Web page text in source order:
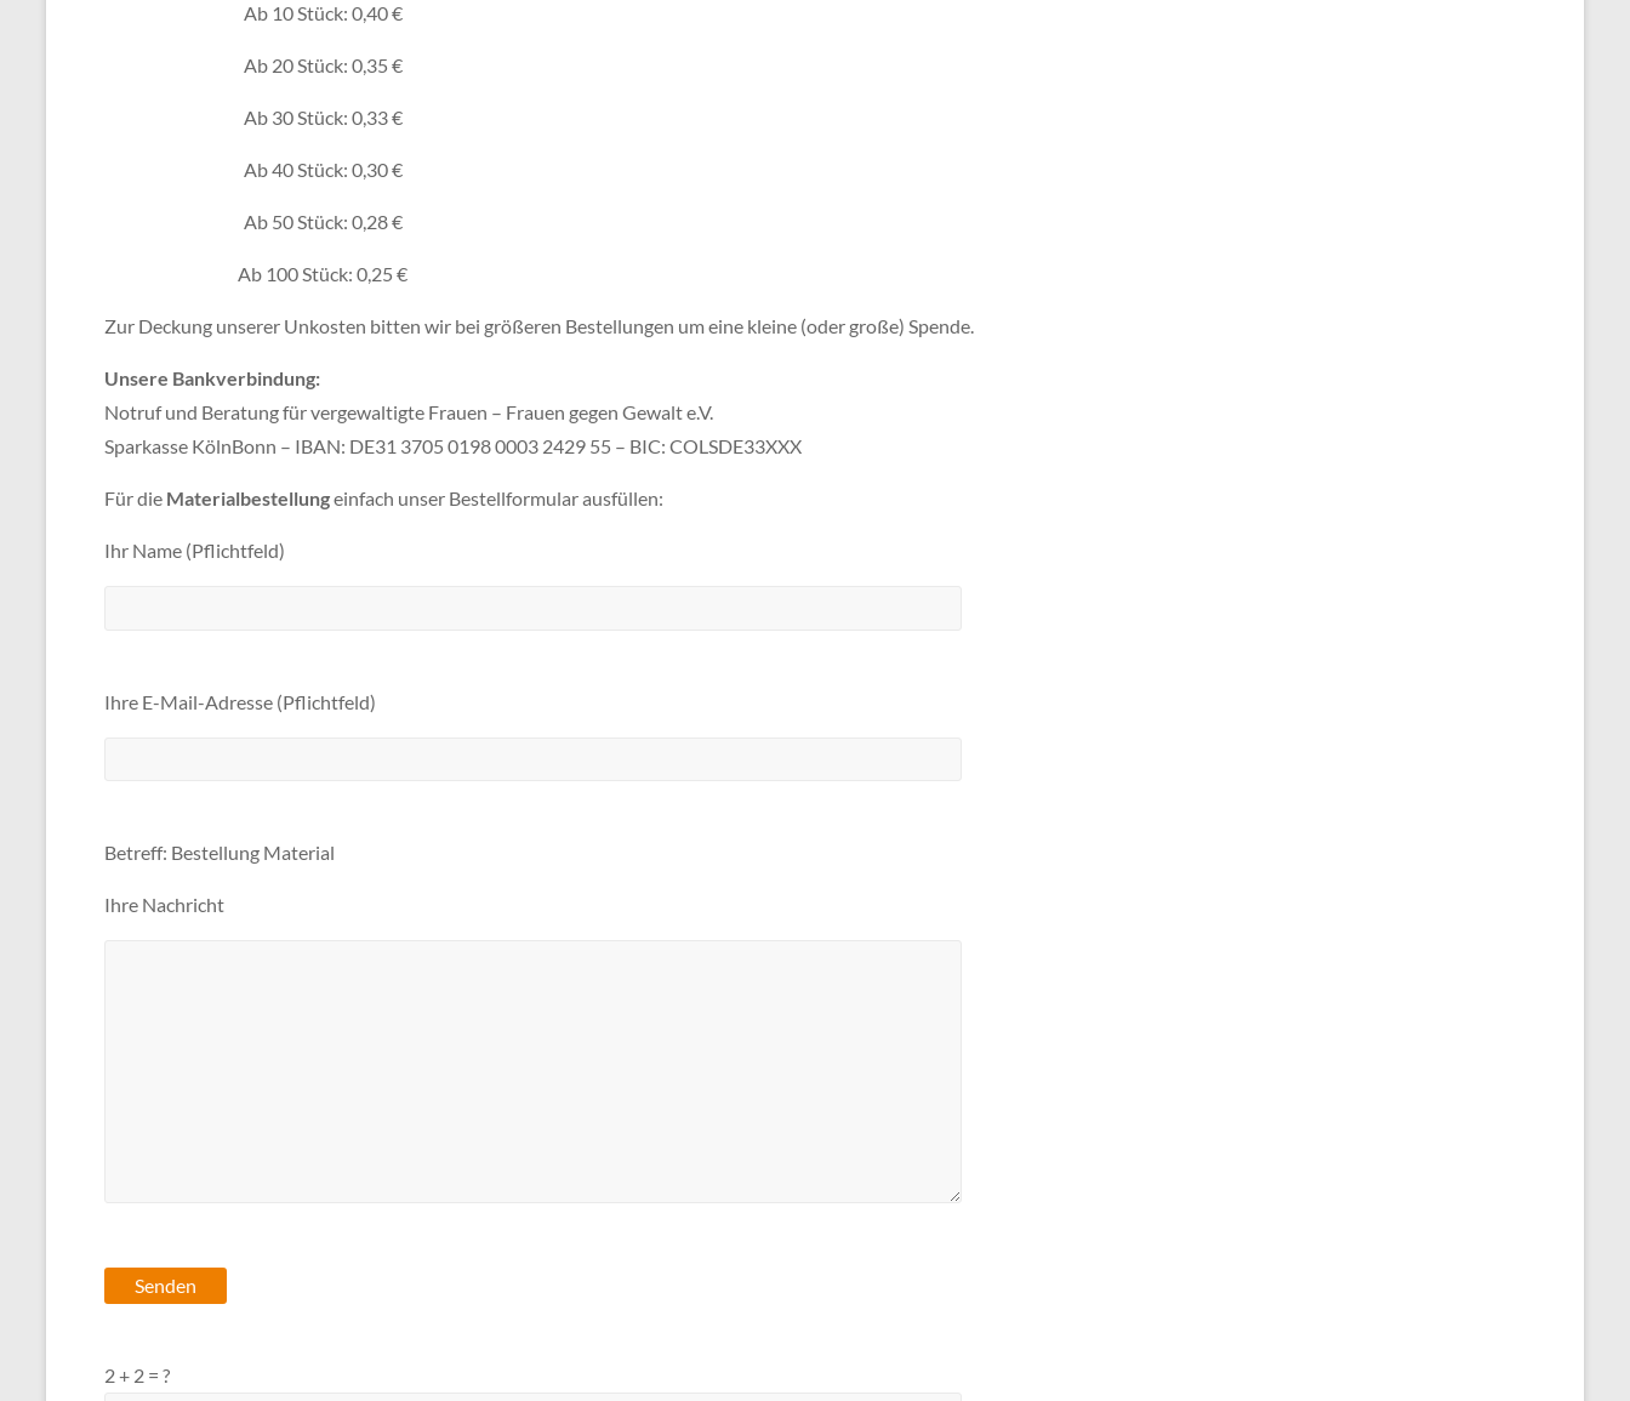
Ab 10 Stück: 0,40 €
Ab 20 Stück: 0,35 €
Ab 30 Stück: 0,33 €
Ab 40 Stück: 0,30 €
Ab 50 Stück: 0,28 €
Ab 100 Stück: 0,25 €
Zur Deckung unserer Unkosten bitten wir bei größeren Bestellungen um eine kleine (oder große) Spende.
Unsere Bankverbindung:
Notruf und Beratung für vergewaltigte Frauen – Frauen gegen Gewalt e.V.
Sparkasse KölnBonn – IBAN: DE31 3705 0198 0003 2429 55 – BIC: COLSDE33XXX
Für die Materialbestellungeinfach unser Bestellformular ausfüllen:
Ihr Name (Pflichtfeld)
Ihre E-Mail-Adresse (Pflichtfeld)
Betreff: Bestellung Material
Ihre Nachricht
2 + 2 = ?